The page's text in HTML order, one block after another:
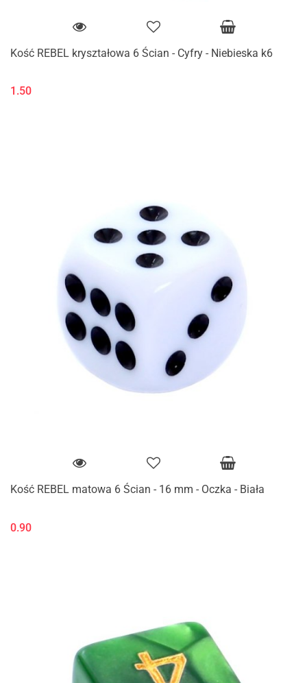
Kość REBEL kryształowa 6 Ścian - Cyfry - Niebieska k6
1.50
Kość REBEL matowa 6 Ścian - 16 mm - Oczka - Biała
0.90